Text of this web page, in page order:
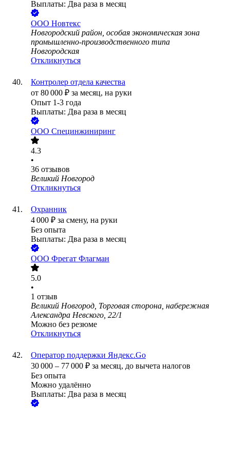
Выплаты: Два раза в месяц
ООО Новтекс
Новгородский район, особая экономическая зона
промышленно-производственного типа
Новгородская
Откликнуться
Контролер отдела качества
от 80 000 ₽ за месяц, на руки
Опыт 1-3 года
Выплаты: Два раза в месяц
ООО Специнжиниринг
4.3
•
36 отзывов
Великий Новгород
Откликнуться
Охранник
4 000 ₽ за смену, на руки
Без опыта
Выплаты: Два раза в месяц
ООО Фрегат Флагман
5.0
•
1 отзыв
Великий Новгород, Торговая сторона, набережная
Александра Невского, 22/1
Можно без резюме
Откликнуться
Оператор поддержки Яндекс.Go
30 000 – 77 000 ₽ за месяц, до вычета налогов
Без опыта
Можно удалённо
Выплаты: Два раза в месяц